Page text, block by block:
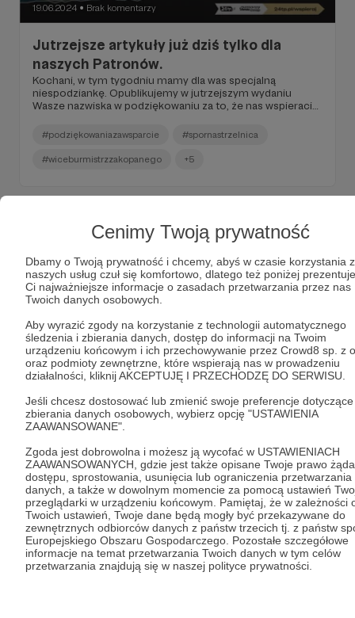
Cenimy Twoją prywatność
Dbamy o Twoją prywatność i chcemy, abyś w czasie korzystania z
naszych usług czuł się komfortowo, dlatego też poniżej
Ci najważniejsze informacje o zasadach przetwarzania przez nas
Twoich danych osobowych.
Aby wyrazić zgody na korzystanie z technologii automatycznego
śledzenia i zbierania danych, dostęp do informacji na Twoim
urządzeniu końcowym i ich przechowywanie przez Crowd8 sp. z
oraz podmioty zewnętrzne, które wspierają nas w prowadzeniu
działalności, kliknij AKCEPTUJĘ I PRZECHODZĘ DO SERWISU.
Jeśli chcesz dostosować lub zmienić swoje preferencje dotyczące
zbierania danych osobowych, wybierz opcję "USTAWIENIA
ZAAWANSOWANE".
Zgoda jest dobrowolna i możesz ją wycofać w USTAWIENIACH
ZAAWANSOWANYCH, gdzie jest także opisane Twoje prawo
dostępu, sprostowania, usunięcia lub ograniczenia przetwarzania
danych, a także w dowolnym momencie za pomocą ustawień
przeglądarki w urządzeniu końcowym. Pamiętaj, że w zależności
Twoich ustawień, Twoje dane będą mogły być przekazywane do
zewnętrznych odbiorców danych z państw trzecich tj. z państw
Europejskiego Obszaru Gospodarczego. Pozostałe szczegółowe
informacje na temat przetwarzania Twoich danych w tym celów
przetwarzania znajdują się w naszej polityce prywatności.
19.06.2024 ● Brak komentarzy
Jutrzejsze artykuły już dziś tylko dla
naszych Patronów.
Kochani, w tym tygodniu mamy dla was specjalną
niespodziankę. Opublikujemy w jutrzejszym wydaniu
Wasze nazwiska w podziękowaniu za to, że nas wspieracie.
jutro ukażą się w wydaniu. Miłego czytania :)
#podziękowaniazawsparcie #spornastrzelnica
#wiceburmistrzzakopanego +5
Dołącz do grona Patronów!
Wesprzyj działalność AutoraTygodnik Podhalański
Zostań Patronem
Promowani autorzy